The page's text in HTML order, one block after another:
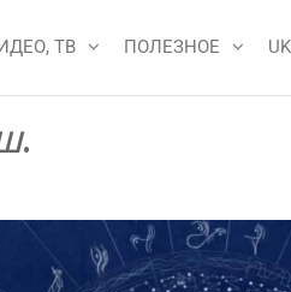
ТВ ПОЛЕЗНОЕ
.